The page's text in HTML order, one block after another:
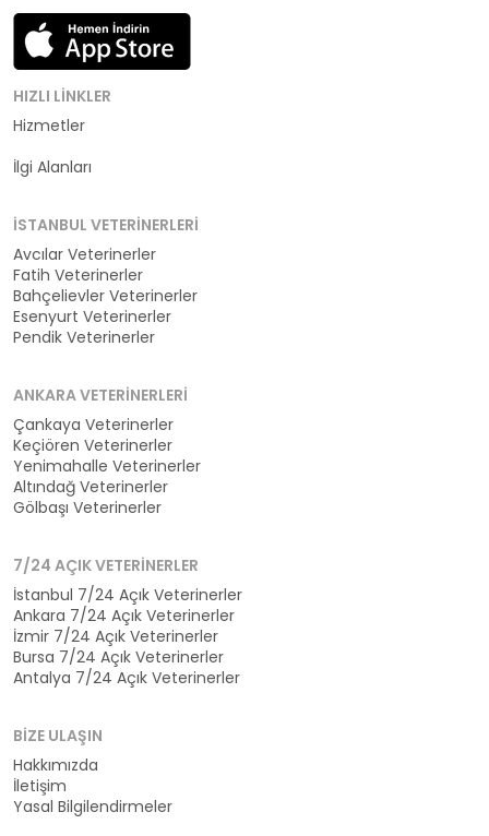
HIZLI LINKLER
Hizmetler
İlgi Alanları
İSTANBUL VETERINERLERI
Avcılar Veterinerler
Fatih Veterinerler
Bahçelievler Veterinerler
Esenyurt Veterinerler
Pendik Veterinerler
ANKARA VETERINERLERI
Çankaya Veterinerler
Keçiören Veterinerler
Yenimahalle Veterinerler
Altındağ Veterinerler
Gölbaşı Veterinerler
7/24 AÇIK VETERINERLER
İstanbul 7/24 Açık Veterinerler
Ankara 7/24 Açık Veterinerler
İzmir 7/24 Açık Veterinerler
Bursa 7/24 Açık Veterinerler
Antalya 7/24 Açık Veterinerler
BIZE ULAŞIN
Hakkımızda
İletişim
Yasal Bilgilendirmeler